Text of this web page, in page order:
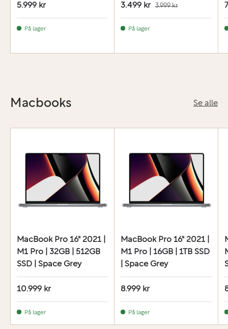
5.999 kr
På lager
3.499 kr 3.999 kr
På lager
Macbooks Se alle
MacBook Pro 16" 2021 |
M1 Pro | 32GB | 512GB
SSD | Space Grey
10.999 kr
På lager
MacBook Pro 16" 2021 |
M1 Pro | 16GB | 1TB SSD
| Space Grey
8.999 kr
På lager